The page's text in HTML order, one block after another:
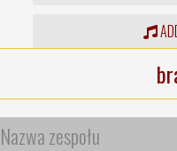
Nazwa zespołu